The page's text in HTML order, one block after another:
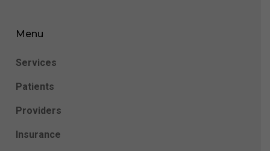
Menu
Services
Patients
Providers
Insurance